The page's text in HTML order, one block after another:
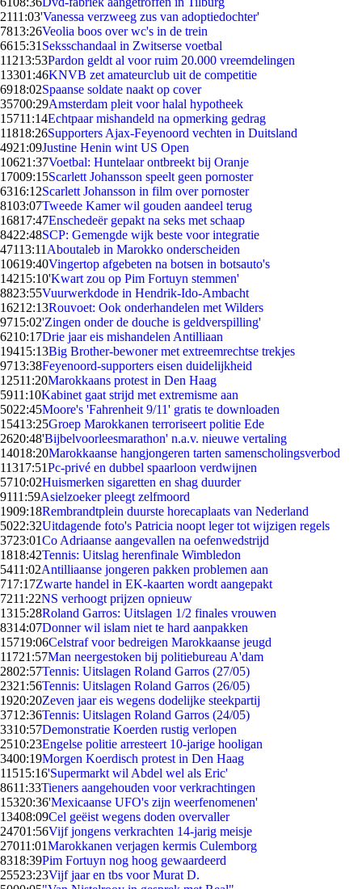
2111:03'Vanessa verzweeg zus van adoptiedochter'
7813:26Veolia boos over wc's in de trein
6615:31 Seksschandaal in Zwitserse voetbal
11213:53Pardon geldt al voor ruim 20.000 vreemdelingen
13301:46KNVB zet amateurclub uit de competitie
6918:02Spaanse soldate naakt op cover
35700:29Amsterdam pleit voor halal hypotheek
15711:14Echtpaar mishandeld na opmerking gedrag
11818:26Supporters Ajax-Feyenoord vechten in Duitsland
4921:09Justine Henin wint US Open
10621:37Voetbal: Huntelaar ontbreekt bij Oranje
17009:15Scarlett Johansson speelt geen pornoster
6316:12Scarlett Johansson in film over pornoster
8103:07Tweede Kamer wil gouden aandeel terug
16817:47Enschedeër gepakt na seks met schaap
8422:48SCP: Gemengde wijk beste voor integratie
47113:11 Aboutaleb in Marokko onderscheiden
10619:40Vingertop afgebeten na botsen in botsauto's
14215:10'Kwart zou op Pim Fortuyn stemmen'
8823:55Vuurwerkdode in Hendrik-Ido-Ambacht
16212:13Rouvoet: Ook onderhandelen met Wilders
9715:02'Zingen onder de douche is geldverspilling'
6210:17Drie jaar eis mishandelen Antilliaan
19415:13Big Brother-bewoner met extreemrechtse trekjes
9713:38Feyenoord-supporters eisen duidelijkheid
12511:20Marokkaans protest in Den Haag
5911:10Kabinet gaat strijd met extremisme aan
5022:45Moore's 'Fahrenheit 9/11' gratis te downloaden
15413:25Groep Marokkanen terroriseert politie Ede
2620:48'Bijbelvoorleesmarathon' n.a.v. nieuwe vertaling
14018:20Marokkaanse hangjongeren tarten samenscholingsverbod
11317:51Pc-privé en dubbel spaarloon verdwijnen
5710:02Huismerken sigaretten en shag duurder
9111:59Asielzoeker pleegt zelfmoord
1909:18Rembrandtplein duurste horecaplaats van Nederland
5022:32Uitdagende foto's Patricia noopt leger tot wijzigen regels
3723:01Co Adriaanse aangevallen na oefenwedstrijd
1818:42Tennis: Uitslag herenfinale Wimbledon
5411:02Antilliaanse jongeren pakken problemen aan
717:17Zwarte handel in EK-kaarten wordt aangepakt
7211:22NS verhoogt prijzen opnieuw
1315:28Roland Garros: Uitslagen 1/2 finales vrouwen
8314:07Donner wil islam niet te hard aanpakken
15719:06Celstraf voor bedreigen Marokkaanse jeugd
11721:57Man neergestoken bij politiebureau A'dam
2802:57Tennis: Uitslagen Roland Garros (27/05)
2321:56Tennis: Uitslagen Roland Garros (26/05)
1920:20Zeven jaar eis wegens dodelijke steekpartij
3712:36Tennis: Uitslagen Roland Garros (24/05)
3310:57Demonstratie Koerden rustig verlopen
2510:23Engelse politie arresteert 10-jarige hooligan
3400:19Morgen Koerdisch protest in Den Haag
11515:16'Supermarkt wil Abdel wel als Eric'
8611:33Tieners aangehouden voor verkrachtingen
15320:36'Mexicaanse UFO's zijn weerfenomenen'
13408:09Cel geëist wegens doden overvaller
24701:56Vijf jongens verkrachten 14-jarig meisje
27011:01Marokkanen verjagen kermis Culemborg
8318:39Pim Fortuyn nog hoog gewaardeerd
25523:23Vijf jaar en tbs voor Murat D.